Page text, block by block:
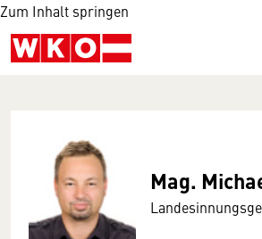
Zum Inhalt springen
Mag.